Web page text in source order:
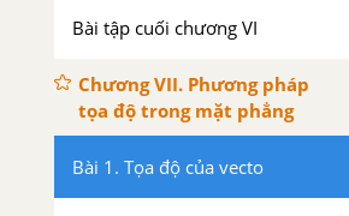
Bài tập cuối chương VI
Chương VII. Phương pháp
tọa độ trong mặt phẳng
Bài 1. Tọa độ của vecto